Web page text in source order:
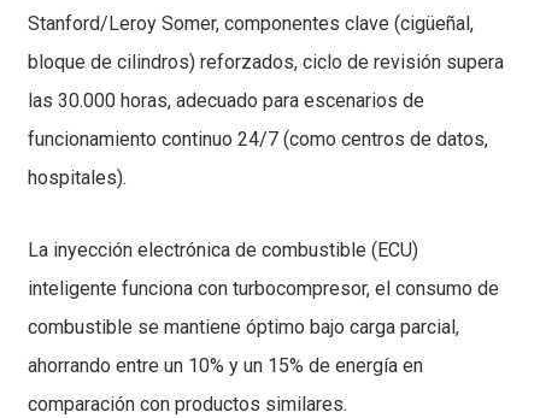
Stanford/Leroy Somer, componentes clave (cigüeñal,
bloque de cilindros) reforzados, ciclo de revisión supera
las 30.000 horas, adecuado para escenarios de
funcionamiento continuo 24/7 (como centros de datos,
hospitales).
La inyección electrónica de combustible (ECU)
inteligente funciona con turbocompresor, el consumo de
combustible se mantiene óptimo bajo carga parcial,
ahorrando entre un 10% y un 15% de energía en
comparación con productos similares.